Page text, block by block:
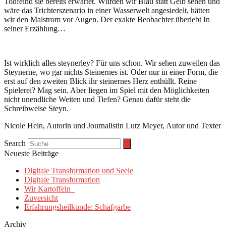
wäre das Trichterszenario in einer Wasserwelt angesiedelt, hätten
wir den Malstrom vor Augen. Der exakte Beobachter überlebt In
seiner Erzählung…
Ist wirklich alles steynerley? Für uns schon. Wir sehen zuweilen das
Steynerne, wo gar nichts Steinernes ist. Oder nur in einer Form, die
erst auf den zweiten Blick ihr steinernes Herz enthüllt. Reine
Spielerei? Mag sein. Aber liegen im Spiel mit den Möglichkeiten
nicht unendliche Weiten und Tiefen? Genau dafür steht die
Schreibweise Steyn.
Nicole Hein, Autorin und Journalistin Lutz Meyer, Autor und Texter
Search
Neueste Beiträge
Digitale Transformation und Seele
Digitale Transformation
Wir Kartoffeln
Zuversicht
Erfahrungsheilkunde: Schafgarbe
Archiv